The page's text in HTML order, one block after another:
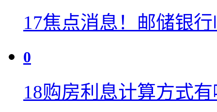
17焦点消息！邮储银
0
18购房利息计算方式